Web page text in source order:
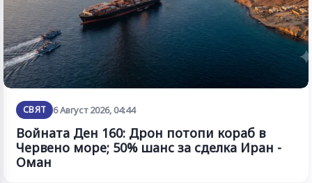
СВЯТ 6 Август 2026, 04:44
Войната Ден 160: Дрон потопи кораб в
Червено море; 50% шанс за сделка Иран -
Оман